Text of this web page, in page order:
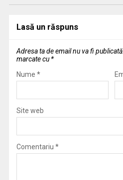
Lasă un răspuns
Adresa ta de email nu va fi publicată.
marcate cu *
Nume *
Site web
Comentariu *